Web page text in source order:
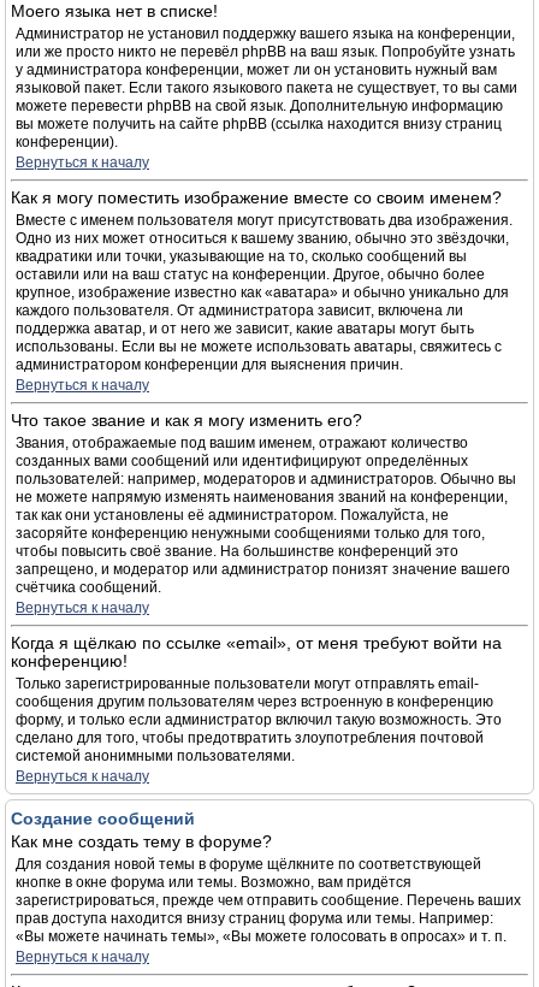
Моего языка нет в списке!
Администратор не установил поддержку вашего языка на конференции,
или же просто никто не перевёл phpBB на ваш язык. Попробуйте узнать
у администратора конференции, может ли он установить нужный вам
языковой пакет. Если такого языкового пакета не существует, то вы сами
можете перевести phpBB на свой язык. Дополнительную информацию
вы можете получить на сайте phpBB (ссылка находится внизу страниц
конференции).
Вернуться к началу
Как я могу поместить изображение вместе со своим именем?
Вместе с именем пользователя могут присутствовать два изображения.
Одно из них может относиться к вашему званию, обычно это звёздочки,
квадратики или точки, указывающие на то, сколько сообщений вы
оставили или на ваш статус на конференции. Другое, обычно более
крупное, изображение известно как «аватара» и обычно уникально для
каждого пользователя. От администратора зависит, включена ли
поддержка аватар, и от него же зависит, какие аватары могут быть
использованы. Если вы не можете использовать аватары, свяжитесь с
администратором конференции для выяснения причин.
Вернуться к началу
Что такое звание и как я могу изменить его?
Звания, отображаемые под вашим именем, отражают количество
созданных вами сообщений или идентифицируют определённых
пользователей: например, модераторов и администраторов. Обычно вы
не можете напрямую изменять наименования званий на конференции,
так как они установлены её администратором. Пожалуйста, не
засоряйте конференцию ненужными сообщениями только для того,
чтобы повысить своё звание. На большинстве конференций это
запрещено, и модератор или администратор понизят значение вашего
счётчика сообщений.
Вернуться к началу
Когда я щёлкаю по ссылке «email», от меня требуют войти на
конференцию!
Только зарегистрированные пользователи могут отправлять email-
сообщения другим пользователям через встроенную в конференцию
форму, и только если администратор включил такую возможность. Это
сделано для того, чтобы предотвратить злоупотребления почтовой
системой анонимными пользователями.
Вернуться к началу
Создание сообщений
Как мне создать тему в форуме?
Для создания новой темы в форуме щёлкните по соответствующей
кнопке в окне форума или темы. Возможно, вам придётся
зарегистрироваться, прежде чем отправить сообщение. Перечень ваших
прав доступа находится внизу страниц форума или темы. Например:
«Вы можете начинать темы», «Вы можете голосовать в опросах» и т. п.
Вернуться к началу